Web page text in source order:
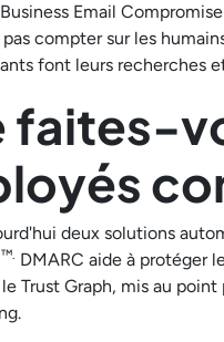
Email
compter sur les
font leurs recherches
faites-
deux solutions
DMARC aide à protéger
Trust Graph, mis au